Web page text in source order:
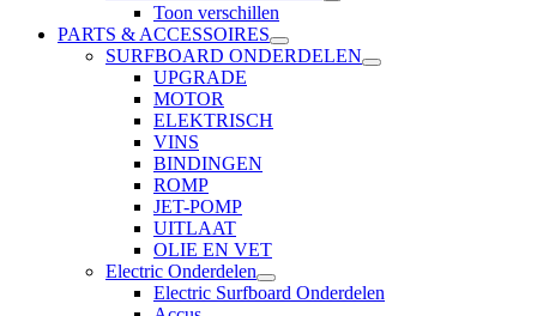
Toon verschillen
PARTS & ACCESSOIRES
SURFBOARD ONDERDELEN
UPGRADE
MOTOR
ELEKTRISCH
VINS
BINDINGEN
ROMP
JET-POMP
UITLAAT
OLIE EN VET
Electric Onderdelen
Electric Surfboard Onderdelen